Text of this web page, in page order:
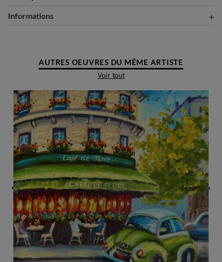
Informations
AUTRES OEUVRES DU MÊME ARTISTE
Voir tout